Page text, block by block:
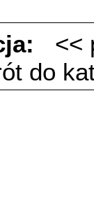
<<
do